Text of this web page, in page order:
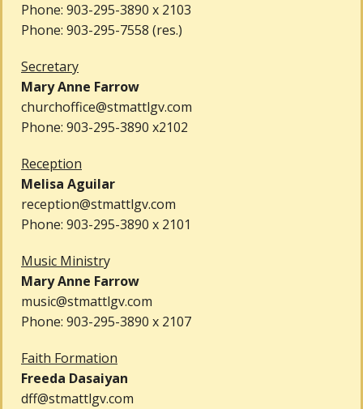
Phone: 903-295-3890 x 2103
Phone: 903-295-7558 (res.)
Secretary
Mary Anne Farrow
churchoffice@stmattlgv.com
Phone: 903-295-3890 x2102
Reception
Melisa Aguilar
reception@stmattlgv.com
Phone: 903-295-3890 x 2101
Music Ministry
Mary Anne Farrow
music@stmattlgv.com
Phone: 903-295-3890 x 2107
Faith Formation
Freeda Dasaiyan
dff@stmattlgv.com